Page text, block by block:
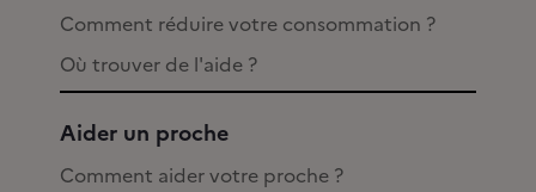
Comment réduire votre consommation ?
Où trouver de l'aide ?
Aider un proche
Comment aider votre proche ?